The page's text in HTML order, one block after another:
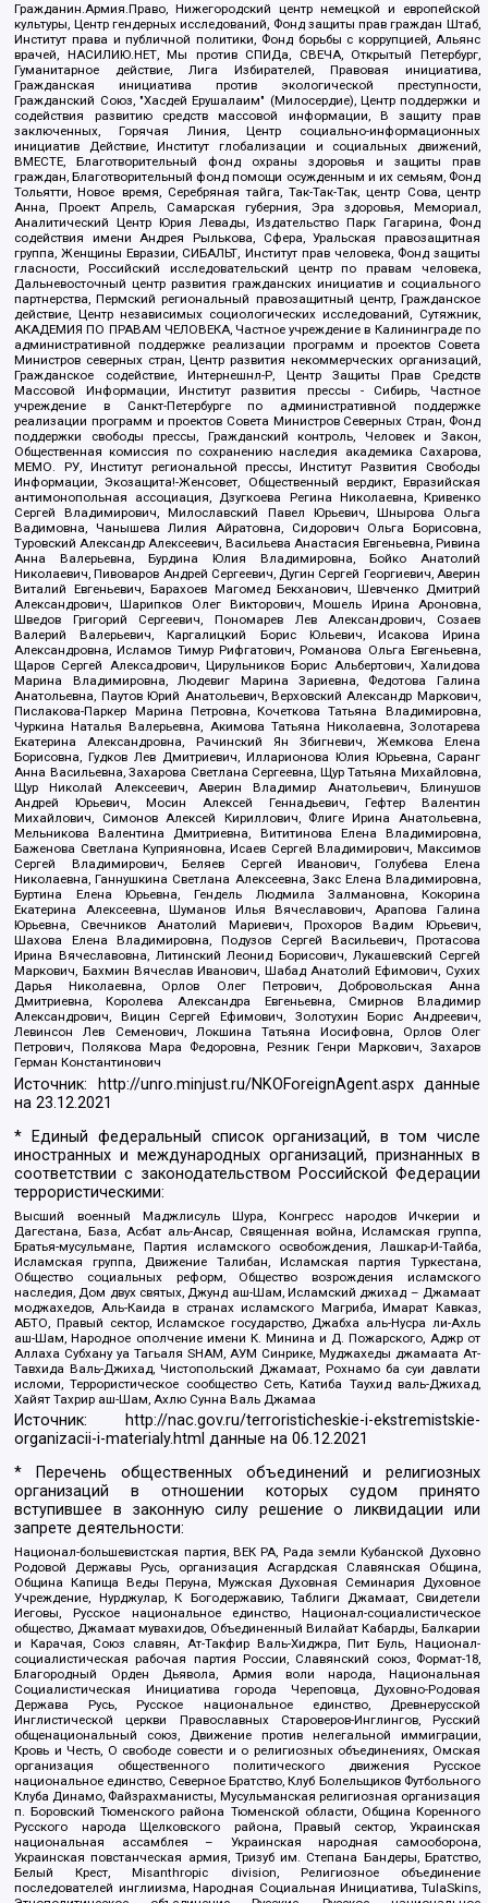
Гражданин.Армия.Право, Нижегородский центр немецкой и европейской
культуры, Центр гендерных исследований, Фонд защиты прав граждан Штаб,
Институт права и публичной политики, Фонд борьбы с коррупцией, Альянс
врачей, НАСИЛИЮ.НЕТ, Мы против СПИДа, СВЕЧА, Открытый Петербург,
Гуманитарное действие, Лига Избирателей, Правовая инициатива,
Гражданская инициатива против экологической преступности,
Гражданский Союз, "Хасдей Ерушалаим" (Милосердие), Центр поддержки и
содействия развитию средств массовой информации, В защиту прав
заключенных, Горячая Линия, Центр социально-информационных
инициатив Действие, Институт глобализации и социальных движений,
ВМЕСТЕ, Благотворительный фонд охраны здоровья и защиты прав
граждан, Благотворительный фонд помощи осужденным и их семьям, Фонд
Тольятти, Новое время, Серебряная тайга, Так-Так-Так, центр Сова, центр
Анна, Проект Апрель, Самарская губерния, Эра здоровья, Мемориал,
Аналитический Центр Юрия Левады, Издательство Парк Гагарина, Фонд
содействия имени Андрея Рылькова, Сфера, Уральская правозащитная
группа, Женщины Евразии, СИБАЛЬТ, Институт прав человека, Фонд защиты
гласности, Российский исследовательский центр по правам человека,
Дальневосточный центр развития гражданских инициатив и социального
партнерства, Пермский региональный правозащитный центр, Гражданское
действие, Центр независимых социологических исследований, Сутяжник,
АКАДЕМИЯ ПО ПРАВАМ ЧЕЛОВЕКА, Частное учреждение в Калининграде по
административной поддержке реализации программ и проектов Совета
Министров северных стран, Центр развития некоммерческих организаций,
Гражданское содействие, Интернешнл-Р, Центр Защиты Прав Средств
Массовой Информации, Институт развития прессы - Сибирь, Частное
учреждение в Санкт-Петербурге по административной поддержке
реализации программ и проектов Совета Министров Северных Стран, Фонд
поддержки свободы прессы, Гражданский контроль, Человек и Закон,
Общественная комиссия по сохранению наследия академика Сахарова,
МЕМО. РУ, Институт региональной прессы, Институт Развития Свободы
Информации, Экозащита!-Женсовет, Общественный вердикт, Евразийская
антимонопольная ассоциация, Дзугкоева Регина Николаевна, Кривенко
Сергей Владимирович, Милославский Павел Юрьевич, Шнырова Ольга
Вадимовна, Чанышева Лилия Айратовна, Сидорович Ольга Борисовна,
Туровский Александр Алексеевич, Васильева Анастасия Евгеньевна, Ривина
Анна Валерьевна, Бурдина Юлия Владимировна, Бойко Анатолий
Николаевич, Пивоваров Андрей Сергеевич, Дугин Сергей Георгиевич, Аверин
Виталий Евгеньевич, Барахоев Магомед Бекханович, Шевченко Дмитрий
Александрович, Шарипков Олег Викторович, Мошель Ирина Ароновна,
Шведов Григорий Сергеевич, Пономарев Лев Александрович, Созаев
Валерий Валерьевич, Каргалицкий Борис Юльевич, Исакова Ирина
Александровна, Исламов Тимур Рифгатович, Романова Ольга Евгеньевна,
Щаров Сергей Алексадрович, Цирульников Борис Альбертович, Халидова
Марина Владимировна, Людевиг Марина Зариевна, Федотова Галина
Анатольевна, Паутов Юрий Анатольевич, Верховский Александр Маркович,
Пислакова-Паркер Марина Петровна, Кочеткова Татьяна Владимировна,
Чуркина Наталья Валерьевна, Акимова Татьяна Николаевна, Золотарева
Екатерина Александровна, Рачинский Ян Збигневич, Жемкова Елена
Борисовна, Гудков Лев Дмитриевич, Илларионова Юлия Юрьевна, Саранг
Анна Васильевна, Захарова Светлана Сергеевна, Щур Татьяна Михайловна,
Щур Николай Алексеевич, Аверин Владимир Анатольевич, Блинушов
Андрей Юрьевич, Мосин Алексей Геннадьевич, Гефтер Валентин
Михайлович, Симонов Алексей Кириллович, Флиге Ирина Анатольевна,
Мельникова Валентина Дмитриевна, Вититинова Елена Владимировна,
Баженова Светлана Куприяновна, Исаев Сергей Владимирович, Максимов
Сергей Владимирович, Беляев Сергей Иванович, Голубева Елена
Николаевна, Ганнушкина Светлана Алексеевна, Закс Елена Владимировна,
Буртина Елена Юрьевна, Гендель Людмила Залмановна, Кокорина
Екатерина Алексеевна, Шуманов Илья Вячеславович, Арапова Галина
Юрьевна, Свечников Анатолий Мариевич, Прохоров Вадим Юрьевич,
Шахова Елена Владимировна, Подузов Сергей Васильевич, Протасова
Ирина Вячеславовна, Литинский Леонид Борисович, Лукашевский Сергей
Маркович, Бахмин Вячеслав Иванович, Шабад Анатолий Ефимович, Сухих
Дарья Николаевна, Орлов Олег Петрович, Добровольская Анна
Дмитриевна, Королева Александра Евгеньевна, Смирнов Владимир
Александрович, Вицин Сергей Ефимович, Золотухин Борис Андреевич,
Левинсон Лев Семенович, Локшина Татьяна Иосифовна, Орлов Олег
Петрович, Полякова Мара Федоровна, Резник Генри Маркович, Захаров
Герман Константинович
Источник: http://unro.minjust.ru/NKOForeignAgent.aspxданные
на23.12.2021
* Единый федеральный список организаций, в том числе
иностранных и международных организаций, признанных в
соответствии с законодательством Российской Федерации
террористическими:
Высший военный Маджлисуль Шура, Конгресс народов Ичкерии и
Дагестана, База, Асбат аль-Ансар, Священная война, Исламская группа,
Братья-мусульмане, Партия исламского освобождения, Лашкар-И-Тайба,
Исламская группа, Движение Талибан, Исламская партия Туркестана,
Общество социальных реформ, Общество возрождения исламского
наследия, Дом двух святых, Джунд аш-Шам, Исламский джихад – Джамаат
моджахедов, Аль-Каида в странах исламского Магриба, Имарат Кавказ,
АБТО, Правый сектор, Исламское государство, Джабха аль-Нусра ли-Ахль
аш-Шам, Народное ополчение имени К. Минина и Д. Пожарского, Аджр от
Аллаха Субхану уа Тагьаля SHAM, АУМ Синрике, Муджахеды джамаата Ат-
Тавхида Валь-Джихад, Чистопольский Джамаат, Рохнамо ба суи давлати
исломи, Террористическое сообщество Сеть, Катиба Таухид валь-Джихад,
Хайят Тахрир аш-Шам, Ахлю Сунна Валь Джамаа
Источник:
http://nac.gov.ru/terroristicheskie-i-ekstremistskie-
organizacii-i-materialy.html данные на06.12.2021
* Перечень общественных объединений и религиозных
организаций в отношении которых судом принято
вступившее в законную силу решение о ликвидации или
запрете деятельности:
Национал-большевистская партия, ВЕК РА, Рада земли Кубанской Духовно
Родовой Державы Русь, организация Асгардская Славянская Община,
Община Капища Веды Перуна, Мужская Духовная Семинария Духовное
Учреждение, Нурджулар, К Богодержавию, Таблиги Джамаат, Свидетели
Иеговы, Русское национальное единство, Национал-социалистическое
общество, Джамаат мувахидов, Объединенный Вилайат Кабарды, Балкарии
и Карачая, Союз славян, Ат-Такфир Валь-Хиджра, Пит Буль, Национал-
социалистическая рабочая партия России, Славянский союз, Формат-18,
Благородный Орден Дьявола, Армия воли народа, Национальная
Социалистическая Инициатива города Череповца, Духовно-Родовая
Держава Русь, Русское национальное единство, Древнерусской
Инглистической церкви Православных Староверов-Инглингов, Русский
общенациональный союз, Движение против нелегальной иммиграции,
Кровь и Честь, О свободе совести и о религиозных объединениях, Омская
организация общественного политического движения Русское
национальное единство, Северное Братство, Клуб Болельщиков Футбольного
Клуба Динамо, Файзрахманисты, Мусульманская религиозная организация
п. Боровский Тюменского района Тюменской области, Община Коренного
Русского народа Щелковского района, Правый сектор, Украинская
национальная ассамблея – Украинская народная самооборона,
Украинская повстанческая армия, Тризуб им. Степана Бандеры, Братство,
Белый Крест, Misanthropic division, Религиозное объединение
последователей инглиизма, Народная Социальная Инициатива, TulaSkins,